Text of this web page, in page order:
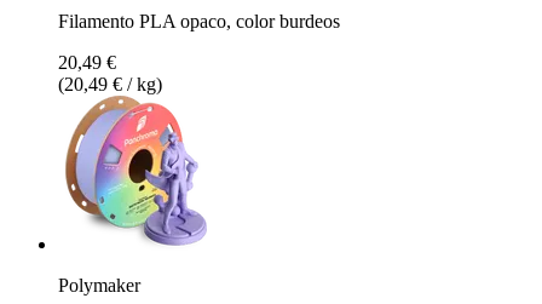
Filamento PLA opaco, color burdeos
20,49 €
(20,49 € / kg)
Polymaker